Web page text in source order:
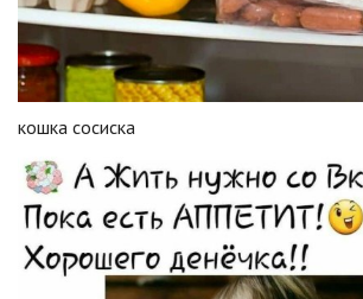
кошка сосиска